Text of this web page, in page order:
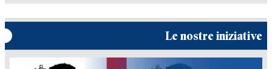
Le nostre iniziative